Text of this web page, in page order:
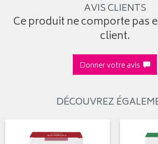
AVIS CLIENTS
Ce produit ne comporte pas
client.
Donner votre avis
DÉCOUVREZ